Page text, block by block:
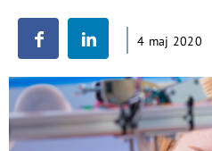
4 maj 2020